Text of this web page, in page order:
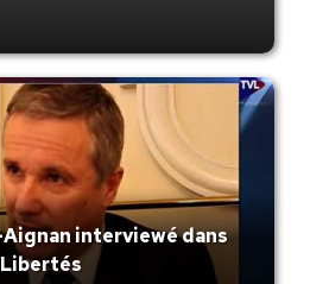
interviewé dans